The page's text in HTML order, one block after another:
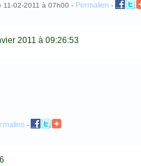
11-02-2011 à 07h00 - Permalien-
2011 à 09:26:53
-